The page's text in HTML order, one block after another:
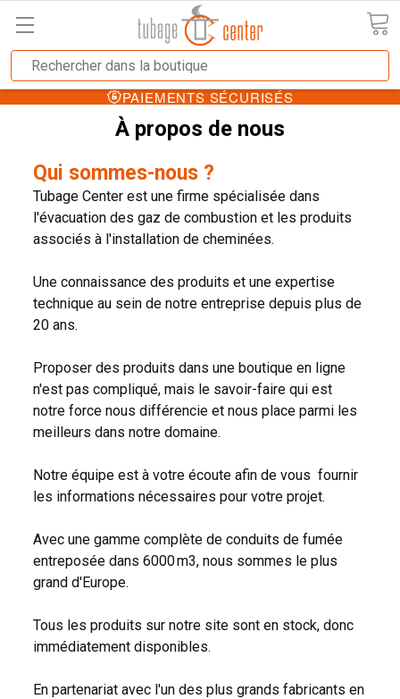
PAIEMENTS SÉCURISÉS
À propos de nous
Qui sommes-nous ?
Tubage Center est une firme spécialisée dans
l'évacuation des gaz de combustion et les produits
associés à l'installation de cheminées.
Une connaissance des produits et une expertise
technique au sein de notre entreprise depuis plus de
20 ans.
Proposer des produits dans une boutique en ligne
n'est pas compliqué, mais le savoir-faire qui est
notre force nous différencie et nous place parmi les
meilleurs dans notre domaine.
Notre équipe est à votre écoute afin de vous fournir
les informations nécessaires pour votre projet.
Avec une gamme complète de conduits de fumée
entreposée dans 6000 m3, nous sommes le plus
grand d'Europe.
Tous les produits sur notre site sont en stock, donc
immédiatement disponibles.
En partenariat avec l'un des plus grands fabricants en